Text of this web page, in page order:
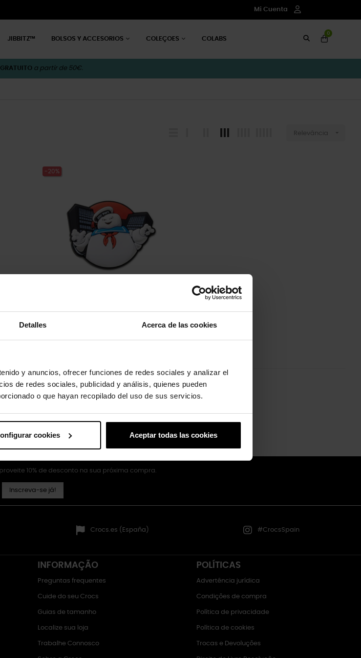
Detalles Acerca de las cookies
y anuncios, ofrecer funciones de redes sociales y analizar el
de redes sociales, publicidad y análisis, quienes pueden
o que hayan recopilado del uso de sus servicios.
cookies Aceptar todas las cookies
Mi Cuenta
JIBBITZ™ BOLSOS Y ACCESORIOS COLEÇOES COLABS
0
GRATUITO a partir de 50€.
Relevância 
-20%
Os Caça-Fantasmas Ficam Puft
10% de desconto na sua próxima compra.
Inscreva-se já!
Crocs.es (España) #CrocsSpain
INFORMAÇÃO
Preguntas frequentes
Cuide do seu Crocs
Guias de tamanho
Localize sua loja
Trabalhe Connosco
POLÍTICAS
Advertência jurídica
Condições de compra
Política de privacidade
Política de cookies
Trocas e Devoluções